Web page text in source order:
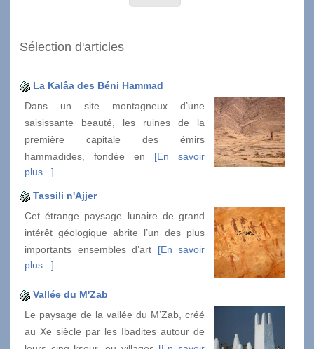
Sélection d'articles
La Kalâa des Béni Hammad
Dans un site montagneux d’une
saisissante beauté, les ruines de la
première capitale des émirs
hammadides, fondée en [En savoir
plus...]
Tassili n'Ajjer
Cet étrange paysage lunaire de grand
intérêt géologique abrite l’un des plus
importants ensembles d’art [En savoir
plus...]
Vallée du M'Zab
Le paysage de la vallée du M’Zab, créé
au Xe siècle par les Ibadites autour de